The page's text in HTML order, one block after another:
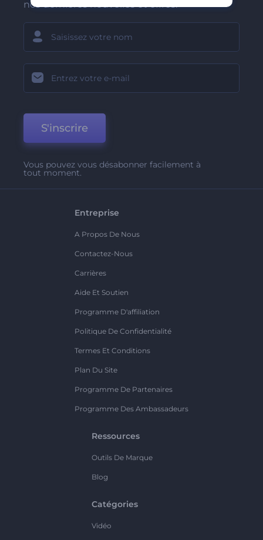
nos dernières nouvelles et offres.
S'inscrire
Vous pouvez vous désabonner facilement à
tout moment.
Entreprise
A Propos De Nous
Contactez-Nous
Carrières
Aide Et Soutien
Programme D'affiliation
Politique De Confidentialité
Termes Et Conditions
Plan Du Site
Programme De Partenaires
Programme Des Ambassadeurs
Ressources
Outils De Marque
Blog
Catégories
Vidéo